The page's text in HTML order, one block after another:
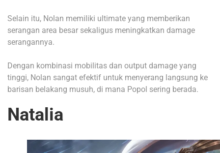
Selain itu, Nolan memiliki ultimate yang memberikan
serangan area besar sekaligus meningkatkan damage
serangannya.
Dengan kombinasi mobilitas dan output damage yang
tinggi, Nolan sangat efektif untuk menyerang langsung ke
barisan belakang musuh, di mana Popol sering berada.
Natalia